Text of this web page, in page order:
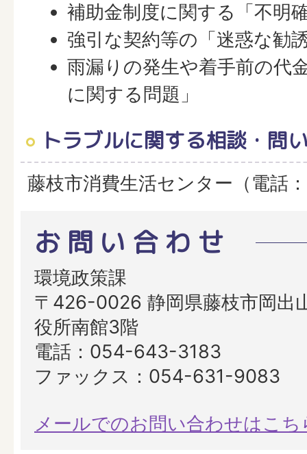
補助金制度に関する「不明
強引な契約等の「迷惑な勧
雨漏りの発生や着手前の代
に関する問題」
トラブルに関する相談・問
藤枝市消費生活センター（電
お問い合わせ
環境政策課
〒426-0026 静岡県藤枝市岡出
役所南館3階
電話：054-643-3183
ファックス：054-631-9083
メールでのお問い合わせはこち